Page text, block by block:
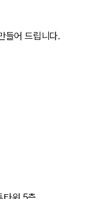
들어 드립니다.